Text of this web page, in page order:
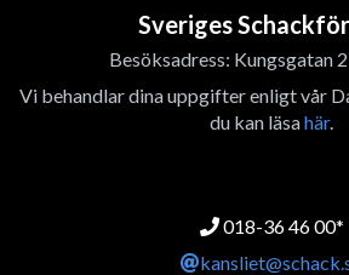
Sveriges
Besöksadress: Kungsgatan
Vi behandlar dina uppgifter enligt vår
du kan läsahär.
018-36 46 00*